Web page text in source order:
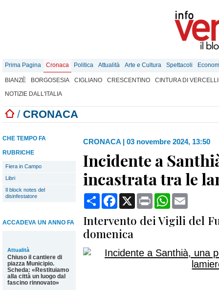
Prima Pagina Cronaca Politica Attualità Arte e Cultura Spettacoli
BIANZÈ BORGOSESIA CIGLIANO CRESCENTINO
CINTURA DI VERCELLI
NOTIZIE DALL'ITALIA
/ CRONACA
CHE TEMPO FA
RUBRICHE
Fiera in Campo
Libri
Il block notes del
disinfestatore
ACCADEVA UN ANNO FA
Attualità
Chiuso il cantiere di
piazza Municipio.
Scheda: «Restituiamo
alla città un luogo dal
fascino rinnovato»
CRONACA | 03 novembre 2024, 13:50
Incidente a
incastrata tra le
CondividiFacebook
X Print WhatsApp
Intervento dei Vigili del
domenica